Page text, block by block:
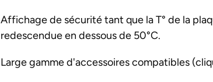
Affichage de sécurité tant que la T° de la
redescendue en dessous de 50°C.
Large gamme d'accessoires compatibles